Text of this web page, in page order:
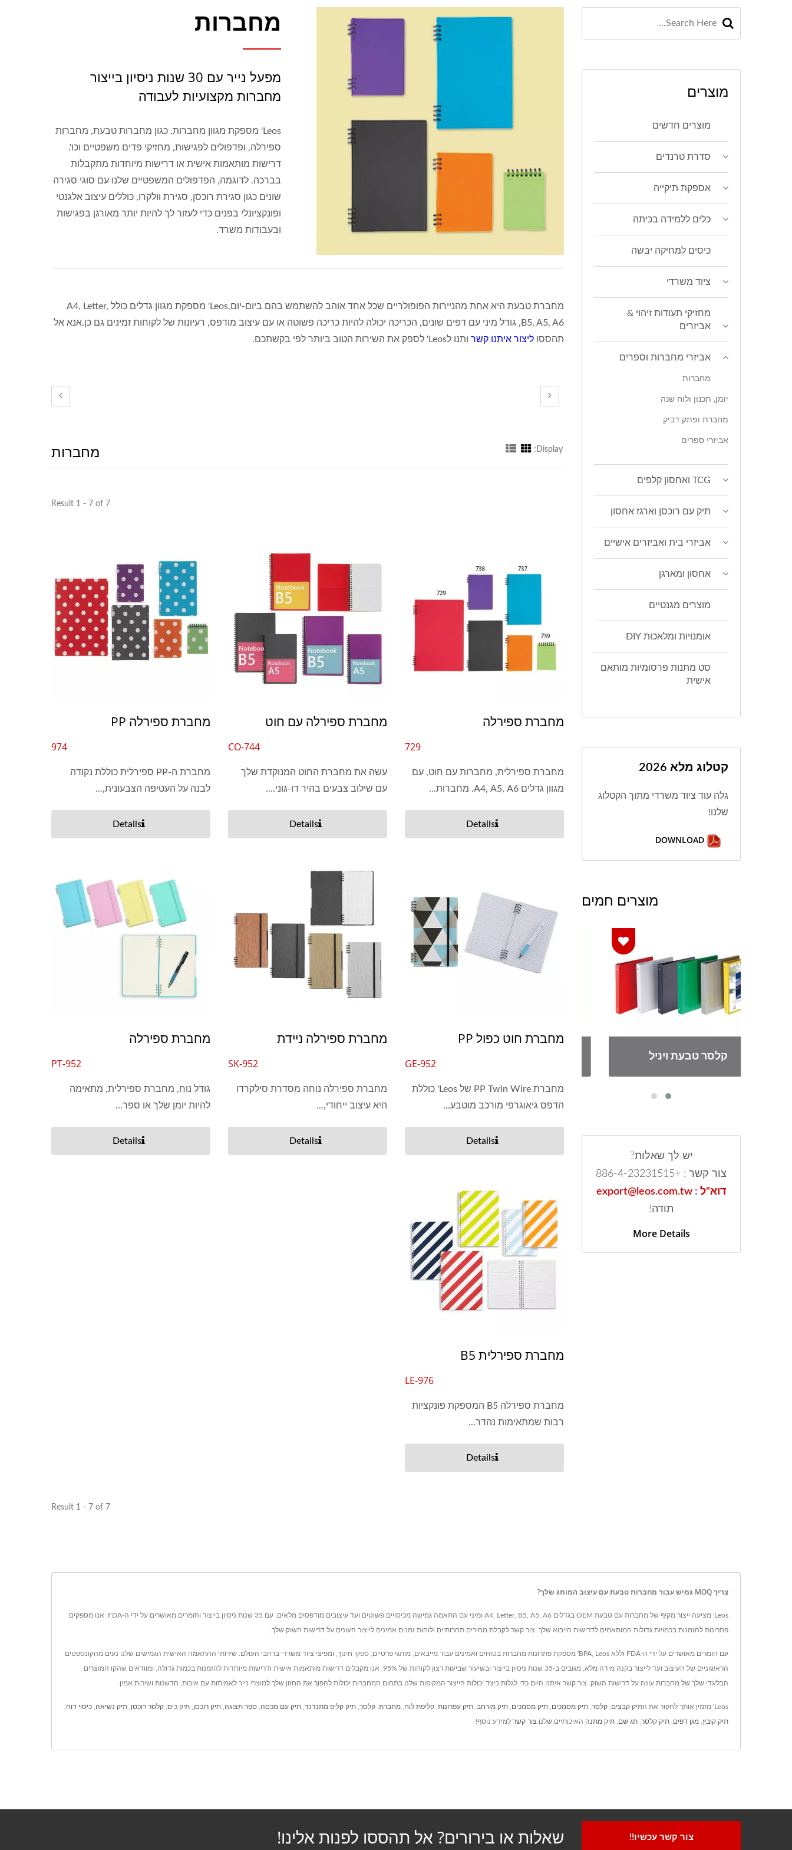
מחברות
מפעל נייר עם 30 שנות ניסיון בייצור
מחברות מקצועיות לעבודה
Leos' מספקת מגוון מחברות, כגון מחברות טבעת, מחברות
ספירלה, ופדפולים לפגישות, מחזיקי פדים משפטיים וכו'.
דרישות מותאמות אישית או דרישות מיוחדות מתקבלות
בברכה. לדוגמה, הפדפולים המשפטיים שלנו עם סוגי סגירה
שונים כגון סגירת רוכסן, סגירת וולקרו, כוללים עיצוב אלגנטי
ופונקציונלי בפנים כדי לעזור לך להיות יותר מאורגן בפגישות
ובעבודות משרד.
מחברת טבעת היא אחת מהניירות הפופולריים שכל אחד אוהב להשתמש בהם ביום-יום.Leos' מספקת מגוון גדלים כולל A4, Letter,
B5, A5, A6, גודל מיני עם דפים שונים, הכריכה יכולה להיות כריכה פשוטה או עם עיצוב מודפס, רעיונות של לקוחות זמינים גם כן.אנא אל
תהססו ליצור איתנו קשר ותנו לLeos' לספק את השירות הטוב ביותר לפי בקשתכם.
מחברות Display:
Result 1 - 7 of 7
מחברת ספירלה
729
מחברת ספירלית, מחברות עם חוט, עם
מגוון גדלים A4, A5, A6. מחברות...
Details
מחברת ספירלה עם חוט
CO-744
עשה את מחברת החוט המנוקדת שלך
עם שילוב צבעים בהיר דו-גוני....
Details
מחברת ספירלה PP
974
מחברת ה-PP ספירלית כוללת נקודה
לבנה על העטיפה הצבעונית,...
Details
מחברת חוט כפול PP
GE-952
מחברת PP Twin Wire של Leos' כוללת
הדפס גיאוגרפי מורכב מוטבע...
Details
מחברת ספירלה ניידת
SK-952
מחברת ספירלה נוחה מסדרת סילקרדו
היא עיצוב ייחודי,...
Details
מחברת ספירלה
PT-952
גודל נוח, מחברת ספירלית, מתאימה
להיות יומן שלך או ספר...
Details
מחברת ספירלית B5
LE-976
מחברת ספירלה B5 המספקת פונקציות
רבות שמתאימות נהדר...
Details
Result 1 - 7 of 7
מוצרים
מוצרים חדשים
סדרת טרנדים
אספקת תיקייה
כלים ללמידה בכיתה
כיסים למחיקה יבשה
ציוד משרדי
מחזיקי תעודות זיהוי &
אביזרים
אביזרי מחברות וספרים
מחברות
יומן, תכנון ולוח שנה
מחברת ופתק דביק
אביזרי ספרים
TCG ואחסון קלפים
תיק עם רוכסן וארגז אחסון
אביזרי בית ואביזרים אישיים
אחסון ומארגן
מוצרים מגנטיים
אומנויות ומלאכות DIY
סט מתנות פרסומיות מותאם
אישית
קטלוג מלא 2026
גלה עוד ציוד משרדי מתוך הקטלוג
שלנו!
מוצרים חמים
קלסר טבעת ויניל
יש לך שאלות?
צור קשר : +886-4-23231515
דוא"ל : export@leos.com.tw
תודה!
More Details
צריך MOQ גמיש עבור מחברות טבעת עם עיצוב המותג שלך?
Leos' מציעה ייצור מקיף של מחברות עם טבעת OEM בגדלים A4, Letter, B5, A5, A6 ומיני עם התאמה גמישה מכיסויים פשוטים ועד עיצובים מודפסים מלאים. עם 35 שנות ניסיון בייצור וחומרים מאושרים על ידי ה-FDA, אנו מספקים
פתרונות להזמנות בכמויות גדולות המותאמים לדרישות הייבוא שלך. צור קשר לקבלת מחירים תחרותיים ולוחות זמנים אמינים לייצור העונים על דרישות השוק שלך.
עם חומרים מאושרים על ידי ה-FDA וללא BPA, Leos' מספקת פתרונות מחברות בטוחים ואמינים עבור מייבאים, מותגי פרטיים, ספקי חינוך, ומפיצי ציוד משרדי ברחבי העולם. שירותי ההתאמה האישית הגמישים שלנו נעים מהקונספטים
הראשוניים של העיצוב ועד לייצור בקנה מידה מלא, מגובים ב-35 שנות ניסיון בייצור ובשיעור שביעות רצון לקוחות של 95%. אנו מקבלים דרישות מותאמות אישית ודרישות מיוחדות להזמנות בכמות גדולה, ומוודאים שהקו המוצרים
הבלעדי שלך של מחברות עונה על דרישות השוק. צור קשר איתנו היום כדי לגלות כיצד יכולות הייצור המקיפות שלנו בתחום המחברות יכולות להפוך את החזון שלך למוצרי נייר לאמיתות עם איכות, חדשנות ושירות אמין.
Leos' מזמין אותך לחקור את ה תיק קבצים קלסר תיק מסמכים תיק מסמכים תיק מורחב תיק עפרונות קליפת לוח מחברת קלסר תיק קליפ מתנדנד תיק עם מכסה ספר תצוגה תיק רוכסן תיק כיס קלסר רוכסן תיק נשיאה כיסוי דוח
תיק קובץ מגן דפים תיק קלסר תג שם תיק מתנה האיכותיים שלנו. צור קשר למידע נוסף!
שאלות או בירורים? אל תהססו לפנות אלינו! צור קשר עכשיו!!